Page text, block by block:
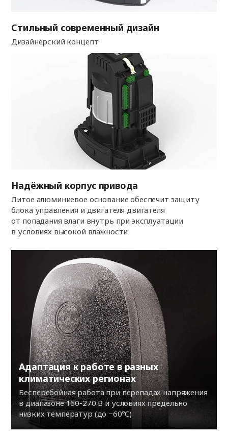
Стильный современный дизайн
Дизайнерский концепт
Надёжный корпус привода
Литое алюминиевое основание обеспечит защиту
блока управления и двигателя двигателя
от попадания влаги внутрь при эксплуатации
в условиях высокой влажности
Адаптация к работе в разных
климатических регионах
Бесперебойная работа при перепадах напряжения
в диапазоне 160-270 В и условиях предельно
низких температур (до −60ºС)